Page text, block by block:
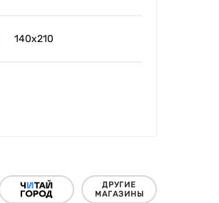
140х210
ДРУГИЕ
МАГАЗИНЫ